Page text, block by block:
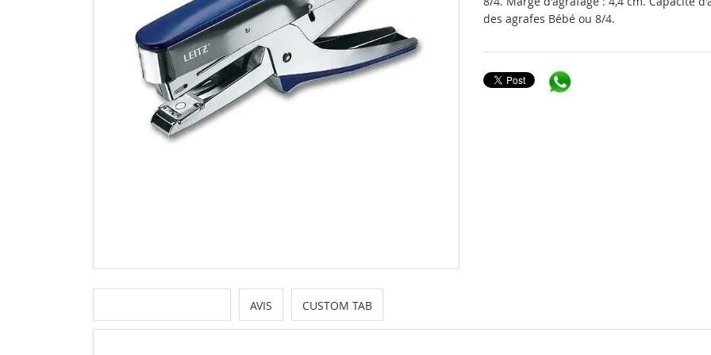
des agrafes Bébé ou 8/4.
AVIS CUSTOM TAB